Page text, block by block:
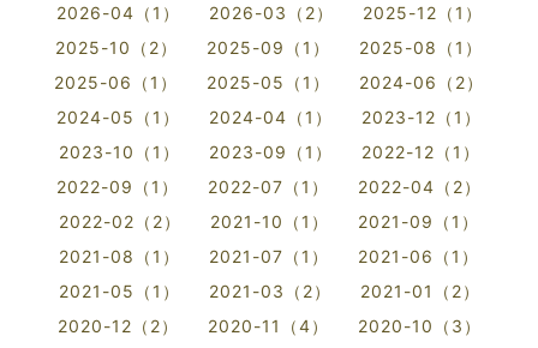
2026-04（1） 2026-03（2）
2025-12（1）
2025-10（2）
2025-09（1）
2025-08（1）
2025-06（1）
2025-05（1）
2024-06（2）
2024-05（1）
2024-04（1）
2023-12（1）
2023-10（1）
2023-09（1）
2022-12（1）
2022-09（1）
2022-07（1）
2022-04（2）
2022-02（2）
2021-10（1）
2021-09（1）
2021-08（1）
2021-07（1）
2021-06（1）
2021-05（1）
2021-03（2）
2021-01（2）
2020-12（2）
2020-11（4）
2020-10（3）